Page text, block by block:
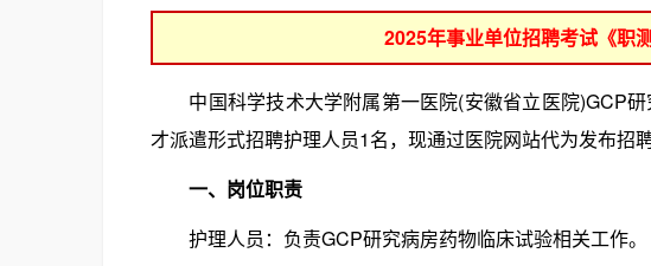
2025年事业单位招聘考试《职
中国科学技术大学附属第一医院(安徽省立医院)GCP研
才派遣形式招聘护理人员1名，现通过医院网站代为发布招
一、岗位职责
护理人员：负责GCP研究病房药物临床试验相关工作。